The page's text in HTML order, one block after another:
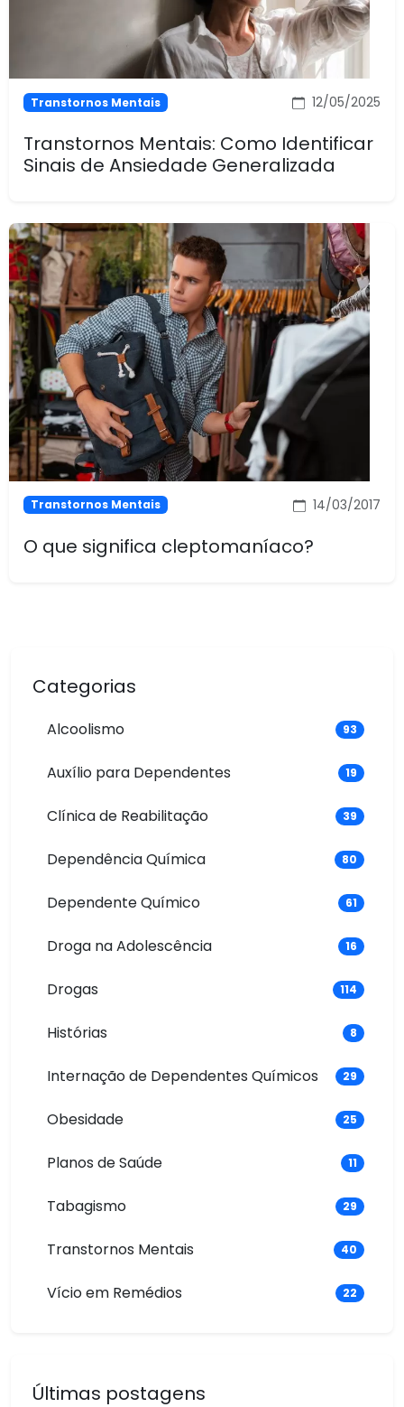
Transtornos Mentais 12/05/2025
Transtornos Mentais: Como Identificar
Sinais de Ansiedade Generalizada
Transtornos Mentais 14/03/2017
O que significa cleptomaníaco?
Categorias
Alcoolismo 93
Auxílio para Dependentes 19
Clínica de Reabilitação 39
Dependência Química 80
Dependente Químico 61
Droga na Adolescência 16
Drogas 114
Histórias 8
Internação de Dependentes Químicos 29
Obesidade 25
Planos de Saúde 11
Tabagismo 29
Transtornos Mentais 40
Vício em Remédios 22
Últimas postagens